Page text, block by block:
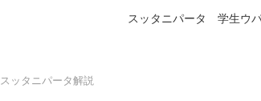
スッタニパータ 学生ウ
スッタニパータ解説